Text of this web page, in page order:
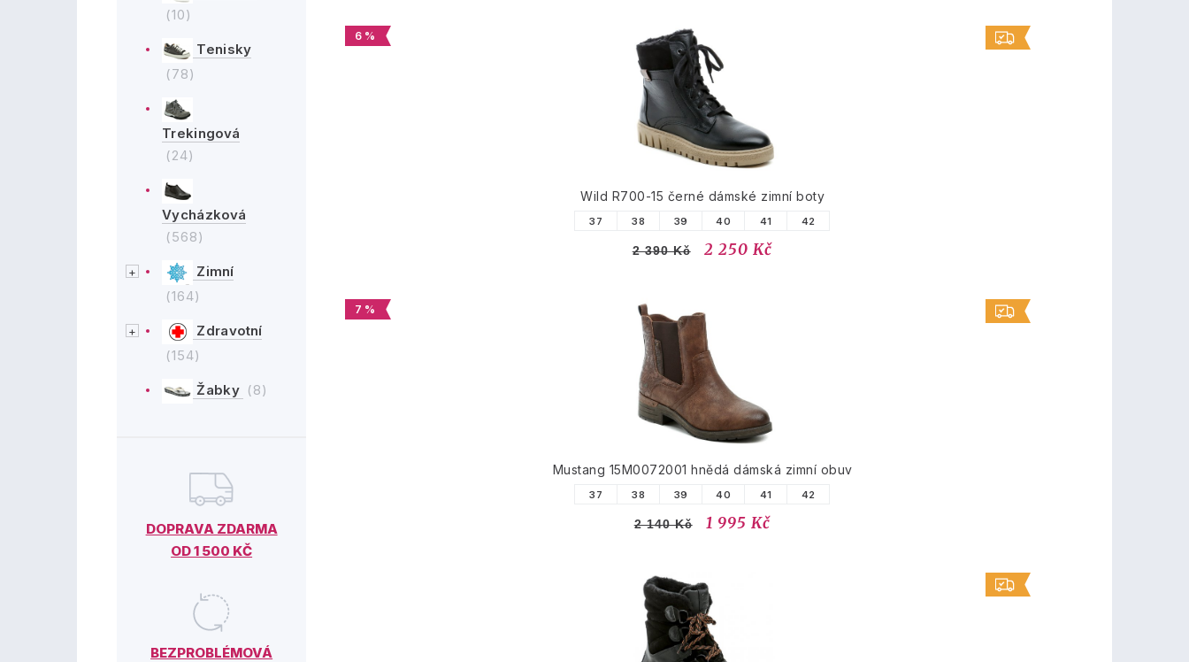
(10)
Tenisky
(78)
Trekingová
(24)
Vycházková
(568)
Zimní
(164)
Zdravotní
(154)
Žabky (8)
DOPRAVA ZDARMA
OD 1 500 KČ
BEZPROBLÉMOVÁ
6 %
Wild R700-15 černé dámské zimní boty
37 38 39 40 41 42
2 390 Kč 2 250 Kč
7 %
Mustang 15M0072001 hnědá dámská zimní obuv
37 38 39 40 41 42
2 140 Kč 1 995 Kč